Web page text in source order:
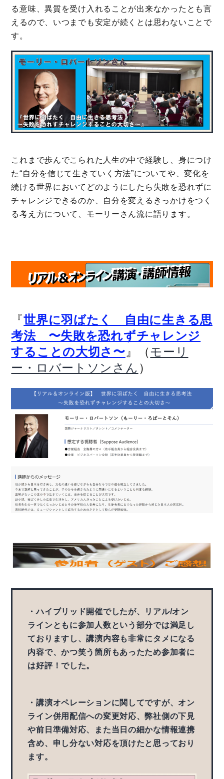
る意味、異質を受け入れることが出来なかったとも言
えるので、いつまでも安定が続くとは思わないことで
す。
これまで歩んでこられた人生の中で経験し、身につけ
た“自分を信じて生きていく方法”についてや、変化を
続ける世界においてどのようにしたら失敗を恐れずに
チャレンジできるのか、自分を変えるきっかけをつく
る考え方について、モーリーさん流に語ります。
『世界に羽ばたく 自由に生きる思
考法 〜失敗を恐れずチャレンジ
することの大切さ〜 』（モーリ
ー・ロバートソンさん ）
・ハイブリッド開催でしたが、リアル/オン
ラインともに参加人数という部分では満足し
ておりますし、講演内容も非常にタメになる
内容で、かつ笑う箇所もあったため参加者に
は好評！でした。
・講演オペレーションに関してですが、オン
ライン併用配信への変更対応、弊社側の下見
や前日準備対応、また当日の細かな情報連携
含め、申し分ない対応を頂けたと思っており
ます。